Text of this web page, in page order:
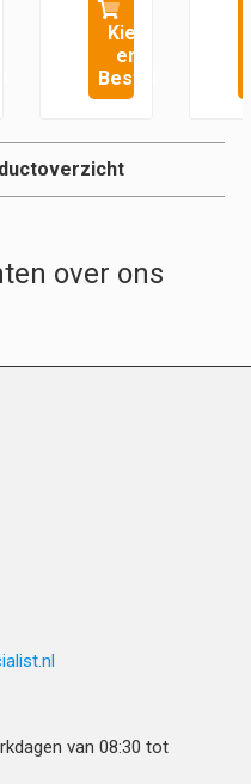
Kies
en
Bestel
over ons
van 08:30 tot